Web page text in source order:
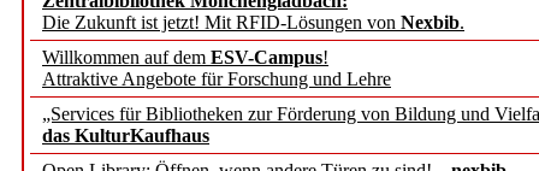
Die Zukunft ist jetzt! Mit RFID-Lösungen von Nexbib.
Willkommen auf dem ESV-Campus!
Attraktive Angebote für Forschung und Lehre
„Services für Bibliotheken zur Förderung von Bildung und
das KulturKaufhaus
konstruktiv!
Mohr Siebeck